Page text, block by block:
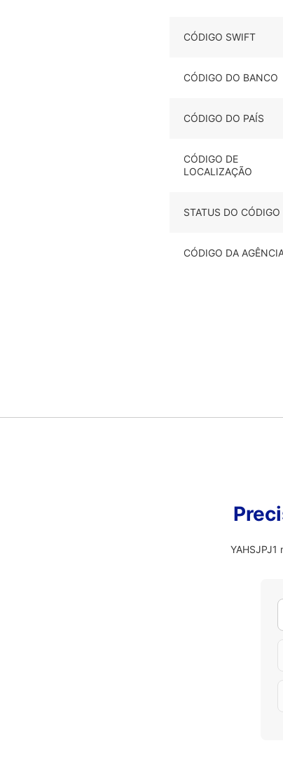
CÓDIGO SWIFT
CÓDIGO DO BANCO
CÓDIGO DO PAÍS
CÓDIGO DE
LOCALIZAÇÃO
STATUS DO CÓDIGO
CÓDIGO DA